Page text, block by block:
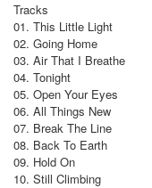
Tracks
01. This Little Light
02. Going Home
03. Air That I Breathe
04. Tonight
05. Open Your Eyes
06. All Things New
07. Break The Line
08. Back To Earth
09. Hold On
10. Still Climbing